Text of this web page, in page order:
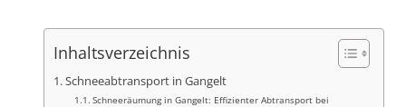
Inhaltsverzeichnis
Schneeabtransport in Gangelt
Schneeräumung in Gangelt: Effizienter Abtransport bei